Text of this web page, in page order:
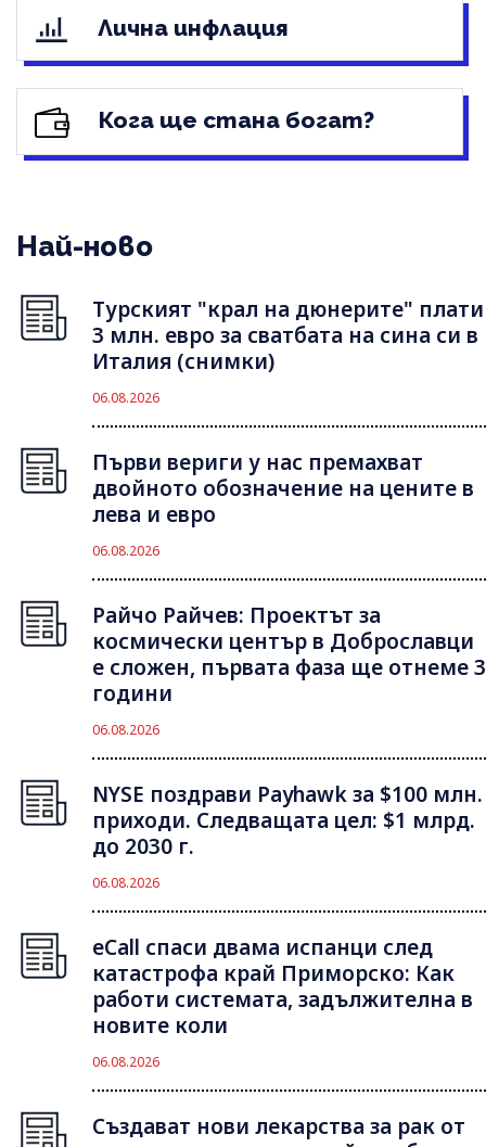
Лична инфлация
Кога ще стана богат?
Най-ново
Турският "крал на дюнерите" плати
3 млн. евро за сватбата на сина си в
Италия (снимки)
06.08.2026
Първи вериги у нас премахват
двойното обозначение на цените в
лева и евро
06.08.2026
Райчо Райчев: Проектът за
космически център в Доброславци
е сложен, първата фаза ще отнеме 3
години
06.08.2026
NYSE поздрави Payhawk за $100 млн.
приходи. Следващата цел: $1 млрд.
до 2030 г.
06.08.2026
eCall спаси двама испанци след
катастрофа край Приморско: Как
работи системата, задължителна в
новите коли
06.08.2026
Създават нови лекарства за рак от